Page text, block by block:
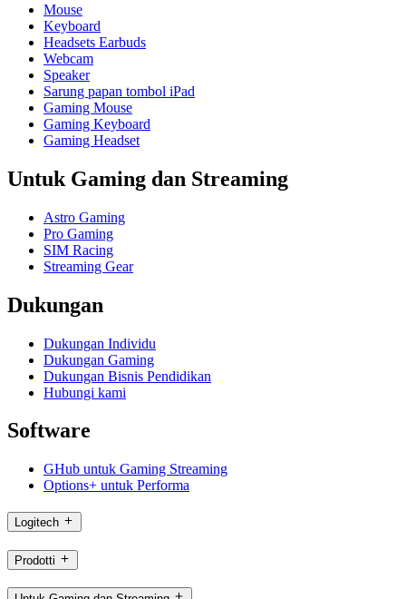
Mouse
Keyboard
Headsets Earbuds
Webcam
Speaker
Sarung papan tombol iPad
Gaming Mouse
Gaming Keyboard
Gaming Headset
Untuk Gaming dan Streaming
Astro Gaming
Pro Gaming
SIM Racing
Streaming Gear
Dukungan
Dukungan Individu
Dukungan Gaming
Dukungan Bisnis Pendidikan
Hubungi kami
Software
GHub untuk Gaming Streaming
Options+ untuk Performa
Logitech
Prodotti